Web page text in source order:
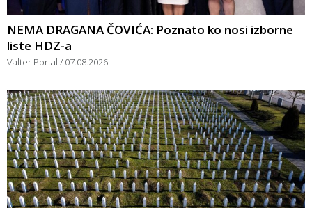
NEMA DRAGANA ČOVIĆA: Poznato ko nosi izborne
liste HDZ-a
Valter Portal 07.08.2026